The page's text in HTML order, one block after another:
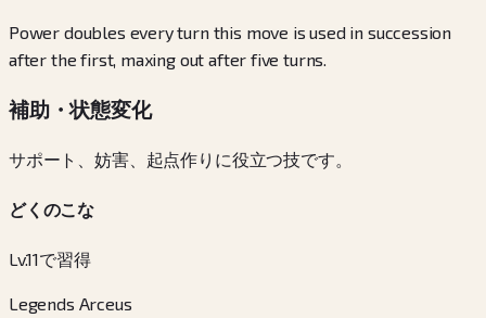
Power doubles every turn this move is used in succession
after the first, maxing out after five turns.
補助・状態変化
サポート、妨害、起点作りに役立つ技です。
どくのこな
Lv.11で習得
Legends Arceus